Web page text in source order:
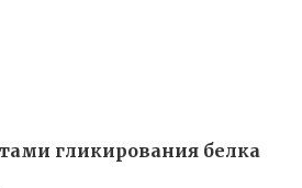
гликирования белка